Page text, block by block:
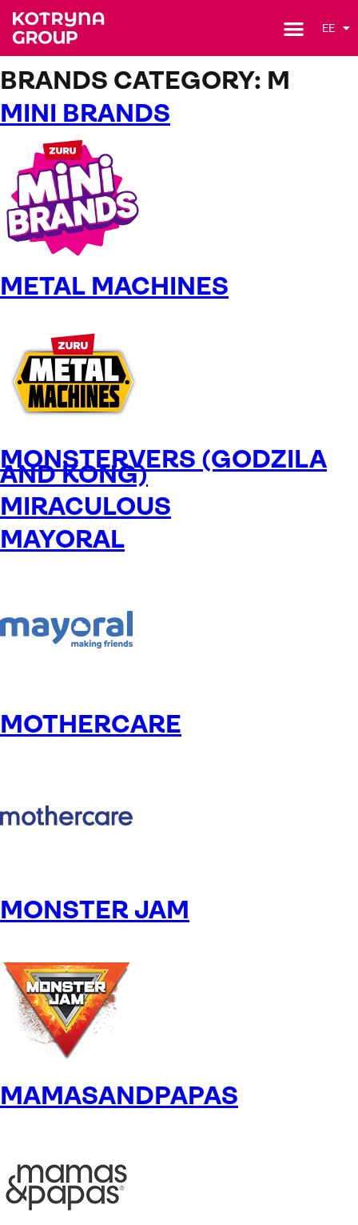
EE
BRANDS CATEGORY: M
MINI BRANDS
METAL MACHINES
MONSTERVERS (GODZILA
AND KONG)
MIRACULOUS
MAYORAL
MOTHERCARE
MONSTER JAM
MAMASANDPAPAS